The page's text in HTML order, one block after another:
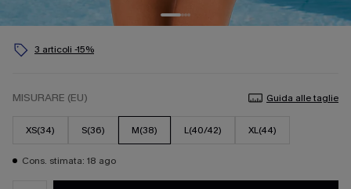
3 articoli -15%
MISURARE (EU) Guida alle taglie
XS(34) S(36) M(38) L(40/42) XL(44)
Cons. stimata: 18 ago